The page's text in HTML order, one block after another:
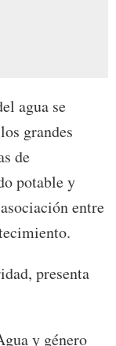
agua se
grandes
de
potable y
entre
presenta
y género